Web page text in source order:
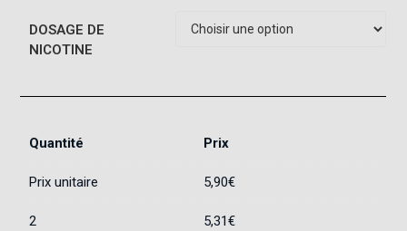
DOSAGE DE
NICOTINE
Quantité Prix
Prix unitaire 5,90€
2 5,31€